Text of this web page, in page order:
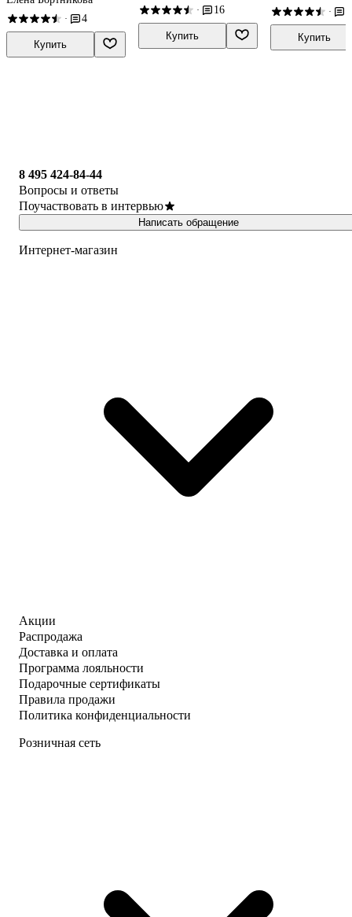
лет
· 4
Купить
· 16
Купить
·
Купить
8 495 424-84-44
Вопросы и ответы
Поучаствовать в интервью
Написать обращение
Интернет-магазин
Акции
Распродажа
Доставка и оплата
Программа лояльности
Подарочные сертификаты
Правила продажи
Политика конфиденциальности
Розничная сеть